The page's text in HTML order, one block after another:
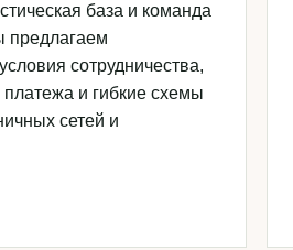
база и команда
предлагаем
сотрудничества,
платежа и гибкие схемы
сетей и